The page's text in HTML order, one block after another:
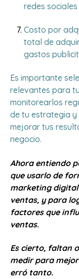
redes
Costo por
total de
gastos
Es importante
relevantes para
monitorearlos
de tu estrategia y
mejorar tus
negocio.
Ahora entiendo
que usarlo de
marketing
ventas, y para
factores que
ventas.
Es cierto, faltan
medir para
erró tanto.